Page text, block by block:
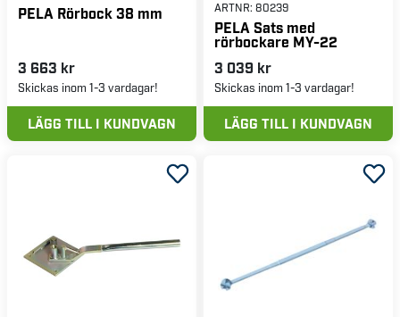
PELA Rörbock 38 mm
3 663 kr
Skickas inom 1-3 vardagar!
LÄGG TILL I KUNDVAGN
ARTNR: 80239
PELA Sats med
rörbockare MY-22
3 039 kr
Skickas inom 1-3 vardagar!
LÄGG TILL I KUNDVAGN